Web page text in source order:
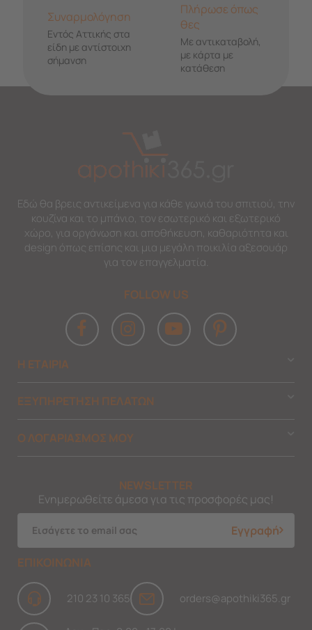
Συναρμολόγηση
Εντός Αττικής στα
είδη με αντίστοιχη
σήμανση
Πλήρωσε όπως
θες
Με αντικαταβολή,
με κάρτα με
κατάθεση
Εδώ θα βρεις αντικείμενα για κάθε γωνιά του σπιτιού, την
κουζίνα και το μπάνιο, τον εσωτερικό και εξωτερικό
χώρο, για οργάνωση και αποθήκευση, καθαριότητα και
design όπως επίσης και μια μεγάλη ποικιλία αξεσουάρ
για τον επαγγελματία.
FOLLOW US
Η ΕΤΑΙΡΙΑ
ΕΞΥΠΗΡΕΤΗΣΗ ΠΕΛΑΤΩΝ
Ο ΛΟΓΑΡΙΑΣΜΟΣ ΜΟΥ
NEWSLETTER
Ενημερωθείτε άμεσα για τις προσφορές μας!
Εγγραφή
ΕΠΙΚΟΙΝΩΝΙΑ
210 23 10 365 orders@apothiki365.gr